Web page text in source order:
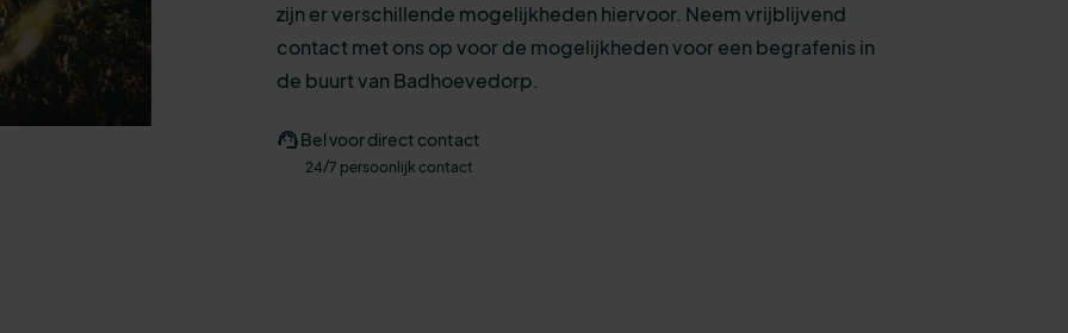
zijn er verschillende mogelijkheden hiervoor. Neem vrijblijvend
contact met ons op voor de mogelijkheden voor een begrafenis in
de buurt van Badhoevedorp.
Bel voor direct contact
24/7 persoonlijk contact